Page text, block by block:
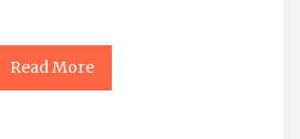
Read More